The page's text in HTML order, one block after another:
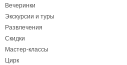
Вечеринки
Экскурсии и туры
Развлечения
Скидки
Мастер-классы
Цирк